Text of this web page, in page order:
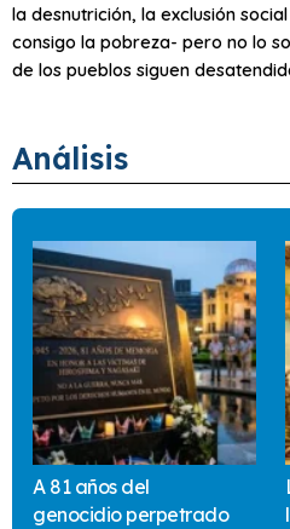
la desnutrición, la exclusión
consigo la pobreza- pero no lo
de los pueblos siguen
Análisis
A 81 años del
genocidio perpetrado